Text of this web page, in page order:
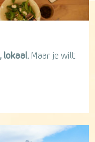
lokaal.Maar je wilt